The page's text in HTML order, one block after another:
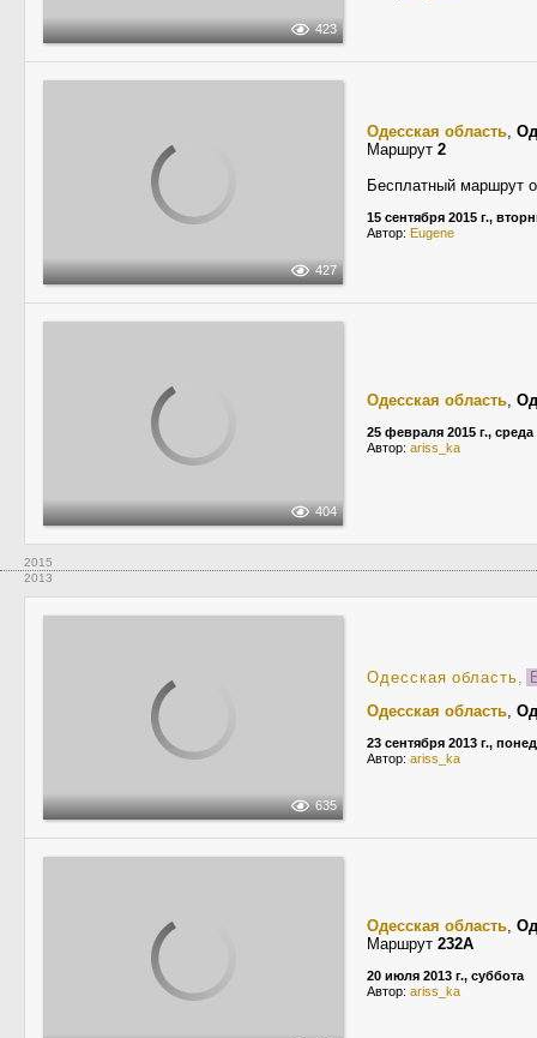
423
427
Одесская область,
Маршрут 2
Бесплатный маршрут
15 сентября 2015 г.,
Автор: Eugene
404
Одесская область,
25 февраля 2015 г., среда
Автор: ariss_ka
2015
2013
635
Одесская область,
Одесская область,
23 сентября 2013 г.,
Автор: ariss_ka
Одесская область,
Маршрут 232А
20 июля 2013 г., суббота
Автор: ariss_ka